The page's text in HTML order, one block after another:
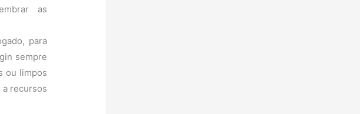
as
para
sempre
ou limpos
a recursos